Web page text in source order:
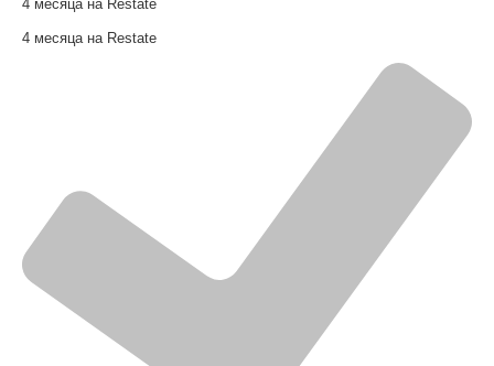
4 месяца на Restate
4 месяца на Restate